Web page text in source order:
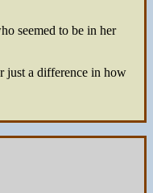
seemed to be in her
just a difference in how